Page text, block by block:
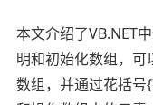
本文介绍了VB.NET
明和初始化数组，
数组，并通过花括